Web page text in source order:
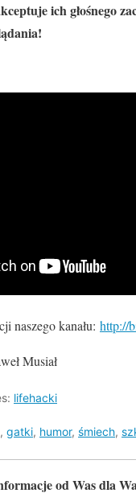
ich głośnego
naszego kanału: http://
Musiał
lifehacki
, gatki, humor, śmiech,
od Was dla